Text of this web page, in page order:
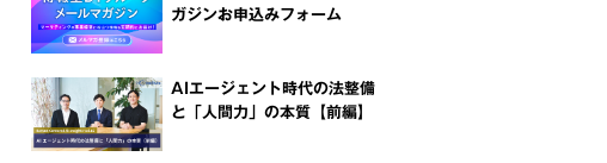
ガジンお申込みフォーム
AIエージェント時代の法整備
と「人間力」の本質【前編】